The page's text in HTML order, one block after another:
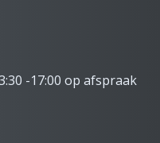
-17:00 op afspraak